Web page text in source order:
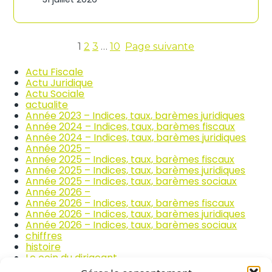
c
m
e
l
a
r
p
a
r
t
i
o
u
n
i
e
r
i
x
d
e
s
p
r
o
d
u
i
s
1 2 3 … 10 Page suivante
Actu Fiscale
Actu Juridique
Actu Sociale
actualite
Année 2023 – Indices, taux, barèmes juridiques
Année 2024 – Indices, taux, barèmes fiscaux
Année 2024 – Indices, taux, barèmes juridiques
Année 2025 –
Année 2025 – Indices, taux, barèmes fiscaux
Année 2025 – Indices, taux, barèmes juridiques
Année 2025 – Indices, taux, barèmes sociaux
Année 2026 –
Année 2026 – Indices, taux, barèmes fiscaux
Année 2026 – Indices, taux, barèmes juridiques
Année 2026 – Indices, taux, barèmes sociaux
chiffres
histoire
Le coin du dirigeant